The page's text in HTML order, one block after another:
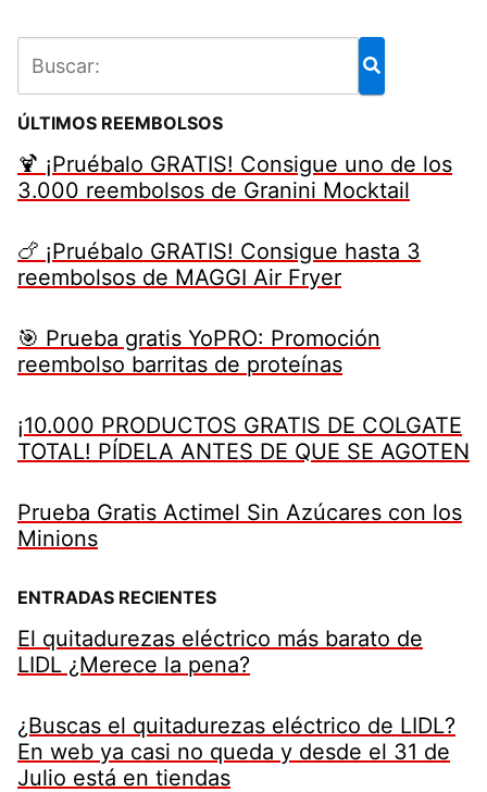
ÚLTIMOS REEMBOLSOS
🍹 ¡Pruébalo GRATIS! Consigue uno de los
3.000 reembolsos de Granini Mocktail
🍗 ¡Pruébalo GRATIS! Consigue hasta 3
reembolsos de MAGGI Air Fryer
🎯 Prueba gratis YoPRO: Promoción
reembolso barritas de proteínas
¡10.000 PRODUCTOS GRATIS DE COLGATE
TOTAL! PÍDELA ANTES DE QUE SE AGOTEN
Prueba Gratis Actimel Sin Azúcares con los
Minions
ENTRADAS RECIENTES
El quitadurezas eléctrico más barato de
LIDL ¿Merece la pena?
¿Buscas el quitadurezas eléctrico de LIDL?
En web ya casi no queda y desde el 31 de
Julio está en tiendas